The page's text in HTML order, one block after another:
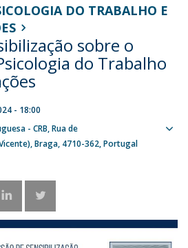
DO TRABALHO E
sobre o
do Trabalho
- 18:00
- CRB Rua de
Braga 4710-362 Portugal